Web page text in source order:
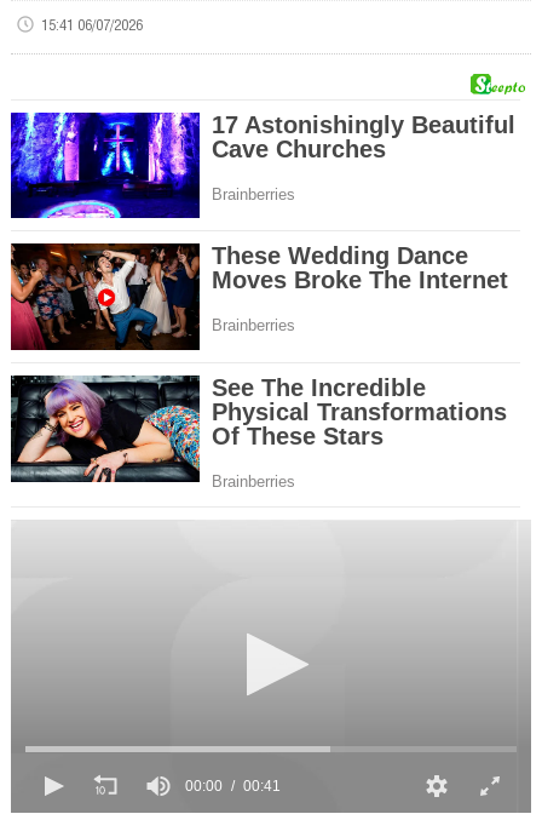
15:41 06/07/2026
00:00 00:41